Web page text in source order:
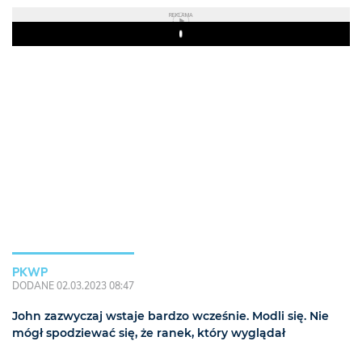
REKLAMA
Play
PKWP
DODANE 02.03.2023 08:47
John zazwyczaj wstaje bardzo wcześnie. Modli się. Nie
mógł spodziewać się, że ranek, który wyglądał